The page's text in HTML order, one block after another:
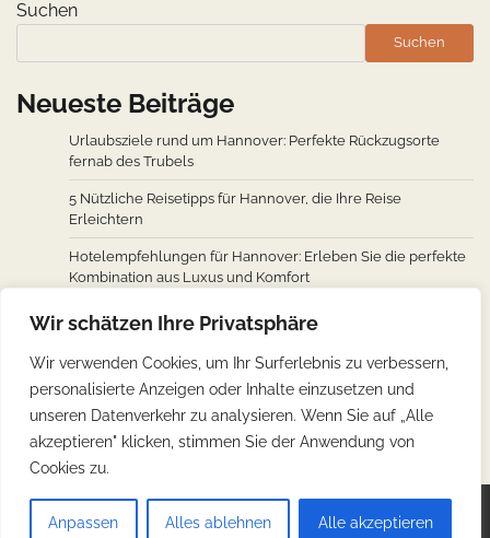
Wir schätzen Ihre Privatsphäre
Wir verwenden Cookies, um Ihr Surferlebnis zu verbessern,
personalisierte Anzeigen oder Inhalte einzusetzen und
unseren Datenverkehr zu analysieren. Wenn Sie auf „Alle
akzeptieren" klicken, stimmen Sie der Anwendung von
Cookies zu.
Anpassen Alles ablehnen Alle akzeptieren
Suchen
Suchen
Neueste Beiträge
Urlaubsziele rund um Hannover: Perfekte Rückzugsorte
fernab des Trubels
5 Nützliche Reisetipps für Hannover, die Ihre Reise
Erleichtern
Hotelempfehlungen für Hannover: Erleben Sie die perfekte
Kombination aus Luxus und Komfort
Wie man von den wichtigsten Städten weltweit nach
Hannover fliegt: Ein Überblick über Flugverbindungen
Hannovers kulinarische Reise: Unverzichtbare traditionelle
deutsche Köstlichkeiten
Copyright © 2026 Günstig Reisen Impressum
|